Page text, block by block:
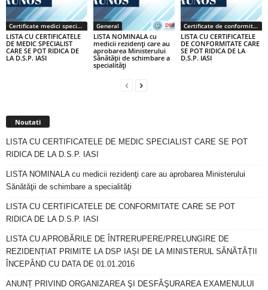
Certificate medici specialiști / primari
LISTA CU CERTIFICATELE
DE MEDIC SPECIALIST
CARE SE POT RIDICA DE
LA D.S.P. IASI
General
LISTA NOMINALA cu
medicii rezidenţi care au
aprobarea Ministerului
Sănătăţii de schimbare a
specialităţi
Certificate de conformitate
LISTA CU CERTIFICATELE
DE CONFORMITATE CARE
SE POT RIDICA DE LA
D.S.P. IASI
Noutati
LISTA CU CERTIFICATELE DE MEDIC SPECIALIST CARE SE POT
RIDICA DE LA D.S.P. IASI
LISTA NOMINALA cu medicii rezidenţi care au aprobarea Ministerului
Sănătăţii de schimbare a specialităţi
LISTA CU CERTIFICATELE DE CONFORMITATE CARE SE POT
RIDICA DE LA D.S.P. IASI
LISTA CU APROBĂRILE DE ÎNTRERUPERE/PRELUNGIRE DE
REZIDENȚIAT PRIMITE LA DSP IAȘI DE LA MINISTERUL SĂNĂTĂȚII
ÎNCEPÂND CU DATA DE 01.01.2016
ANUNȚ PRIVIND ORGANIZAREA ŞI DESFĂŞURAREA EXAMENULUI